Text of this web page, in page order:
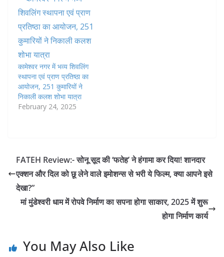
कामेश्वर नगर में भव्य शिवलिंग
स्थापना एवं प्राण प्रतिष्ठा का
आयोजन, 251 कुमारियों ने
निकाली कलश शोभा यात्रा
February 24, 2025
FATEH Review:- सोनू सूद की ‘फतेह’ ने हंगामा कर दिया! शानदार
एक्शन और दिल को छू लेने वाले इमोशन्स से भरी ये फिल्म, क्या आपने इसे
देखा?”
मां मुंडेश्वरी धाम में रोपवे निर्माण का सपना होगा साकार, 2025 में शुरू
होगा निर्माण कार्य
You May Also Like